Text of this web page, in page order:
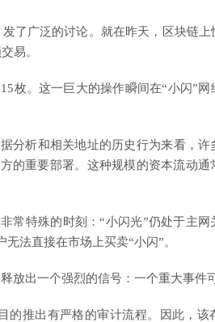
了广泛的讨论。就在昨天，区块链上
易。
枚。这一巨大的操作瞬间在“小闪”网
分析和相关地址的历史行为来看，许
重要部署。这种规模的资本流动通
常特殊的时刻：“小闪光”仍处于主网
法直接在市场上买卖“小闪”。
放出一个强烈的信号：一个重大事件
的推出有严格的审计流程。因此，该